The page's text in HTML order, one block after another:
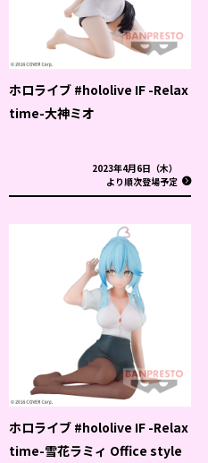
ホロライブ #hololive IF -Relax
time-大神ミオ
2023年4月6日（木）
より順次登場予定
ホロライブ #hololive IF -Relax
time-雪花ラミィ Office style